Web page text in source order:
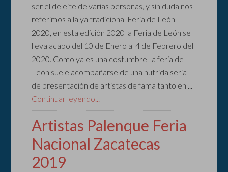
ser el deleite de varias personas, y sin duda nos
referimos a la ya tradicional Feria de León
2020, en esta edición 2020 la Feria de León se
lleva acabo del 10 de Enero al 4 de Febrero del
2020. Como ya es una costumbre la feria de
León suele acompañarse de una nutrida seria
de presentación de artistas de fama tanto en ...
Continuar leyendo...
Artistas Palenque Feria
Nacional Zacatecas
2019